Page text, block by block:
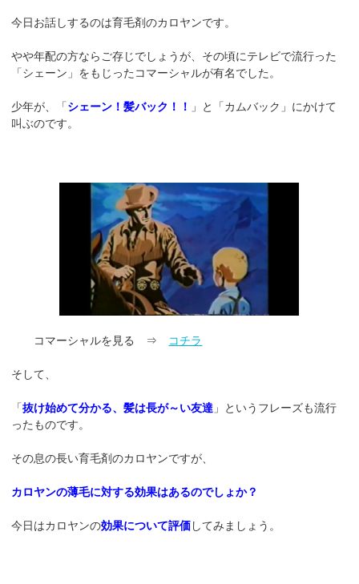
今日お話しするのは育毛剤のカロヤンです。
やや年配の方ならご存じでしょうが、その頃にテレビで流行った
「シェーン」をもじったコマーシャルが有名でした。
少年が、「シェーン！髪バック！！
」と「カムバック」にかけて
叫ぶのです。
コマーシャルを見る ⇒ コチラ
そして、
「抜け始めて分かる、髪は長が～い友達 」というフレーズも流行
ったものです。
その息の長い育毛剤のカロヤンですが、
カロヤンの薄毛に対する効果はあるのでしょか？
今日はカロヤンの効果について評価してみましょう。